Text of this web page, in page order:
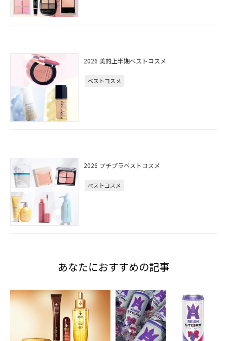
2026 美的上半期ベストコスメ
ベストコスメ
2026 プチプラベストコスメ
ベストコスメ
あなたにおすすめの記事